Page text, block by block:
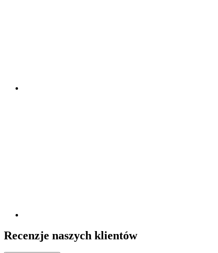
Recenzje naszych klientów